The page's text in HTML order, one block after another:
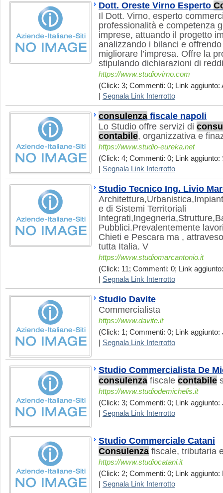
Dott. Oreste Virno Esperto
Il Dott. Virno, esperto
professionalità e competenza
imprese, attuando il progetto
analizzando i bilanci e
migliorare l’impresa. Offre la
stipulando dichiarazioni di
https://www.studiovirno.com
(Click: 3; Commenti: 0; Link aggiunto:
Segnala Link Interrotto
consulenza fiscale napoli
Lo Studio offre servizi di
contabile, organizzativa e
https://www.studio-eureka.net
(Click: 4; Commenti: 0; Link aggiunto:
Segnala Link Interrotto
Studio Tecnico Ing. Livio
e di Sistemi Territoriali
Pubblici.Prevalentemente
Chieti e Pescara ma ,
tutta Italia. V
https://www.studiomarcantonio.it
(Click: 11; Commenti: 0; Link
Segnala Link Interrotto
Studio Davite
Commercialista
https://www.davite.it
(Click: 1; Commenti: 0; Link aggiunto:
Segnala Link Interrotto
Studio Commercialista De
consulenza fiscale contabile
https://www.studiodemichelis.it
(Click: 3; Commenti: 0; Link aggiunto:
Segnala Link Interrotto
Studio Commerciale Catani
Consulenza fiscale, tributaria
https://www.studiocatani.it
(Click: 2; Commenti: 0; Link aggiunto:
Segnala Link Interrotto